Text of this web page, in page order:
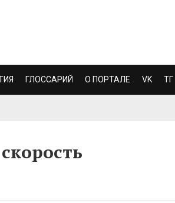
ГЛОССАРИЙ О ПОРТАЛЕ VK ТГ